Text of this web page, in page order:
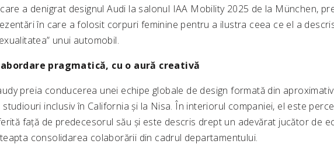
a denigrat designul Audi la salonul IAA Mobility 2025 de la München,
în care a folosit corpuri feminine pentru a ilustra ceea ce el a
unui automobil.
abordare pragmatică, cu o aură creativă
preia conducerea unei echipe globale de design formată din
studiouri inclusiv în California și la Nisa. În interiorul companiei, el este
față de predecesorul său și este descris drept un adevărat jucător de
consolidarea colaborării din cadrul departamentului.